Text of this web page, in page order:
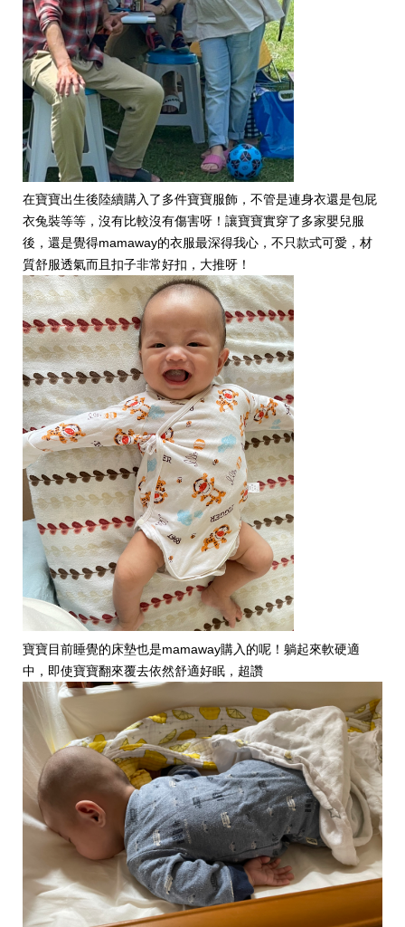
在寶寶出生後陸續購入了多件寶寶服飾，不管是連身衣還是包屁
衣兔裝等等，沒有比較沒有傷害呀！讓寶寶實穿了多家嬰兒服
後，還是覺得mamaway的衣服最深得我心，不只款式可愛，材
質舒服透氣而且扣子非常好扣，大推呀！
寶寶目前睡覺的床墊也是mamaway購入的呢！躺起來軟硬適
中，即使寶寶翻來覆去依然舒適好眠，超讚